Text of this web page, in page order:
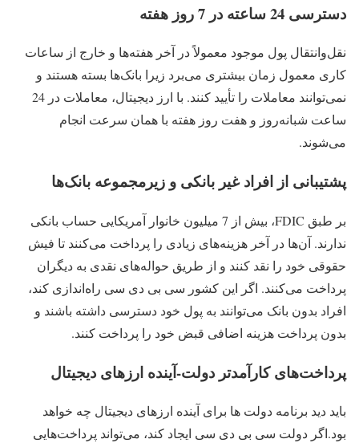
دسترسی 24 ساعته در 7 روز هفته
نقل‌وانتقال پول موجود معمولاً در آخر هفته‌ها و خارج از ساعات
کاری معمول زمان بیشتری می‌برد زیرا بانک‌ها بسته هستند و
نمی‌توانند معاملات را تأیید کنند. با ارز دیجیتال، معاملات در 24
ساعت شبانه‌روز و هفت روز هفته با همان سرعت انجام
می‌شوند.
پشتیبانی از افراد غیر بانکی و زیرمجموعه بانک‌ها
بر طبق FDIC، بیش از 7 میلیون خانوار آمریکایی حساب بانکی
ندارند. آن‌ها در آخر هزینه‌های زیادی را پرداخت می‌کنند تا فیش
حقوقی خود را نقد کنند و از طریق حواله‌های نقدی به دیگران
پرداخت می‌کنند. اگر این کشور سی بی دی سی راه‌اندازی کند،
افراد بدون بانک می‌توانند به پول خود دسترسی داشته باشند و
بدون پرداخت هزینه اضافی قبض خود را پرداخت کنند.
پرداخت‌های کارآمدتر دولت-آینده ارزهای دیجیتال
باید دید برنامه دولت ها برای آینده ارزهای دیجیتال چه خواهد
بود.اگر دولت سی بی دی سی ایجاد کند، می‌تواند پرداخت‌هایی